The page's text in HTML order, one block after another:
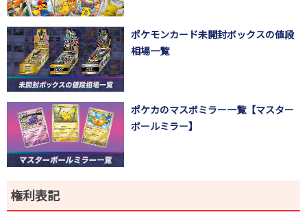
ポケモンカード未開封ボックスの値段
相場一覧
ポケカのマスボミラー一覧【マスター
ボールミラー】
権利表記